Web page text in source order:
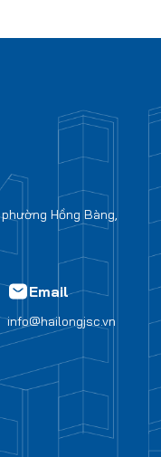
Hồng Bàng,
Email
info@hailongjsc.vn